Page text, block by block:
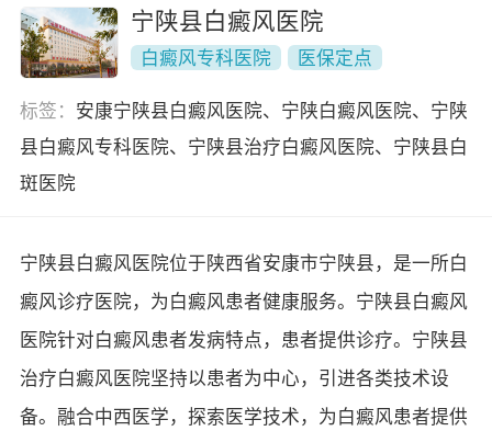
宁陕县白癜风医院
白癜风专科医院
医保定点
标签： 安康宁陕县白癜风医院、宁陕白癜风医院、宁陕
县白癜风专科医院、宁陕县治疗白癜风医院、宁陕县白
斑医院
宁陕县白癜风医院位于陕西省安康市宁陕县，是一所白
癜风诊疗医院，为白癜风患者健康服务。宁陕县白癜风
医院针对白癜风患者发病特点，患者提供诊疗。宁陕县
治疗白癜风医院坚持以患者为中心，引进各类技术设
备。融合中西医学，探索医学技术，为白癜风患者提供